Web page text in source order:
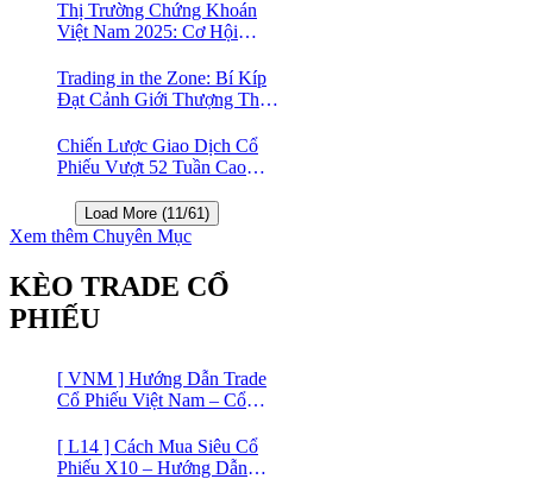
Thị Trường Chứng Khoán
Việt Nam 2025: Cơ Hội
Index 🤑
Trading in the Zone: Bí Kíp
Đạt Cảnh Giới Thượng Thừa
Chiến Lược Giao Dịch Cổ
Phiếu Vượt 52 Tuần Cao
ScreenerLoad More (11/61)
Xem thêm Chuyên Mục
KÈO TRADE CỔ
PHIẾU
[ VNM ] Hướng Dẫn Trade
Cổ Phiếu Việt Nam – Cổ
[ L14 ] Cách Mua Siêu Cổ
Phiếu X10 – Hướng Dẫn